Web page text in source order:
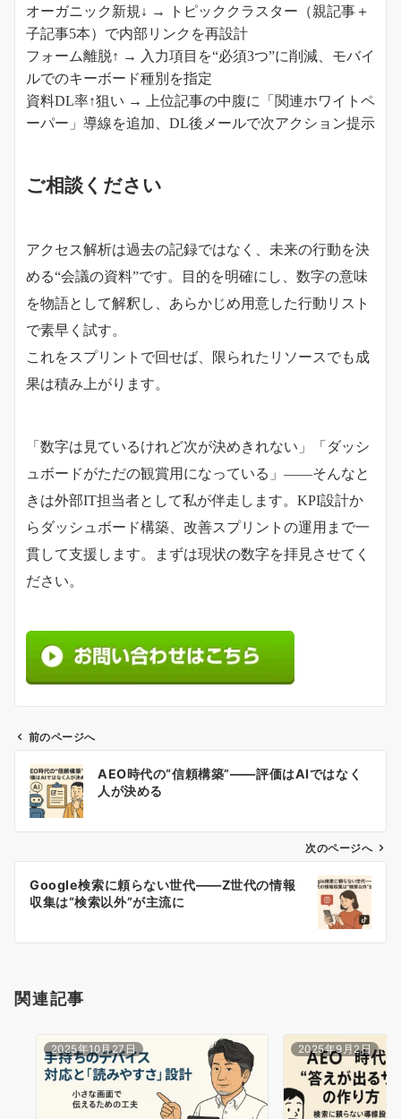
オーガニック新規↓ → トピッククラスター（親記事＋
子記事5本）で内部リンクを再設計
フォーム離脱↑ → 入力項目を“必須3つ”に削減、モバイ
ルでのキーボード種別を指定
資料DL率↑狙い → 上位記事の中腹に「関連ホワイトペ
ーパー」導線を追加、DL後メールで次アクション提示
ご相談ください
アクセス解析は過去の記録ではなく、未来の行動を決
める“会議の資料”です。目的を明確にし、数字の意味
を物語として解釈し、あらかじめ用意した行動リスト
で素早く試す。
これをスプリントで回せば、限られたリソースでも成
果は積み上がります。
「数字は見ているけれど次が決めきれない」「ダッシ
ュボードがただの観賞用になっている」――そんなと
きは外部IT担当者として私が伴走します。KPI設計か
らダッシュボード構築、改善スプリントの運用まで一
貫して支援します。まずは現状の数字を拝見させてく
ださい。
ン
前のページへ
AEO時代の“信頼構築”――評価はAIではなく
人が決める
次のページへ
Google検索に頼らない世代――Z世代の情報
収集は“検索以外”が主流に
関連記事
2025年10月27日 2025年9月2日